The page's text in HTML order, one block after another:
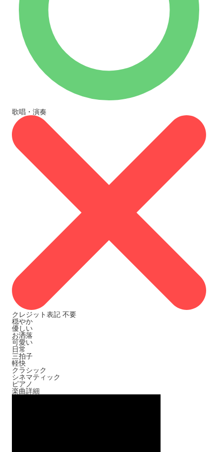
歌唱・演奏
クレジット表記 不要
穏やか
優しい
お洒落
可愛い
日常
三拍子
軽快
クラシック
シネマティック
ピアノ
楽曲詳細